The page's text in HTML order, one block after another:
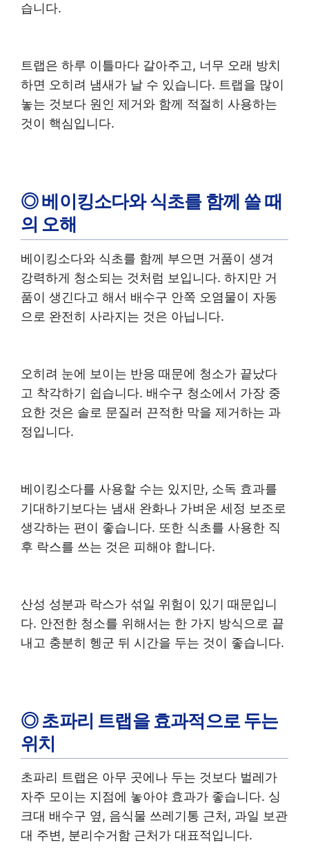
습니다.
트랩은 하루 이틀마다 갈아주고, 너무 오래 방치
하면 오히려 냄새가 날 수 있습니다. 트랩을 많이
놓는 것보다 원인 제거와 함께 적절히 사용하는
것이 핵심입니다.
◎ 베이킹소다와 식초를 함께 쓸 때
의 오해
베이킹소다와 식초를 함께 부으면 거품이 생겨
강력하게 청소되는 것처럼 보입니다. 하지만 거
품이 생긴다고 해서 배수구 안쪽 오염물이 자동
으로 완전히 사라지는 것은 아닙니다.
오히려 눈에 보이는 반응 때문에 청소가 끝났다
고 착각하기 쉽습니다. 배수구 청소에서 가장 중
요한 것은 솔로 문질러 끈적한 막을 제거하는 과
정입니다.
베이킹소다를 사용할 수는 있지만, 소독 효과를
기대하기보다는 냄새 완화나 가벼운 세정 보조로
생각하는 편이 좋습니다. 또한 식초를 사용한 직
후 락스를 쓰는 것은 피해야 합니다.
산성 성분과 락스가 섞일 위험이 있기 때문입니
다. 안전한 청소를 위해서는 한 가지 방식으로 끝
내고 충분히 헹군 뒤 시간을 두는 것이 좋습니다.
◎ 초파리 트랩을 효과적으로 두는
위치
초파리 트랩은 아무 곳에나 두는 것보다 벌레가
자주 모이는 지점에 놓아야 효과가 좋습니다. 싱
크대 배수구 옆, 음식물 쓰레기통 근처, 과일 보관
대 주변, 분리수거함 근처가 대표적입니다.